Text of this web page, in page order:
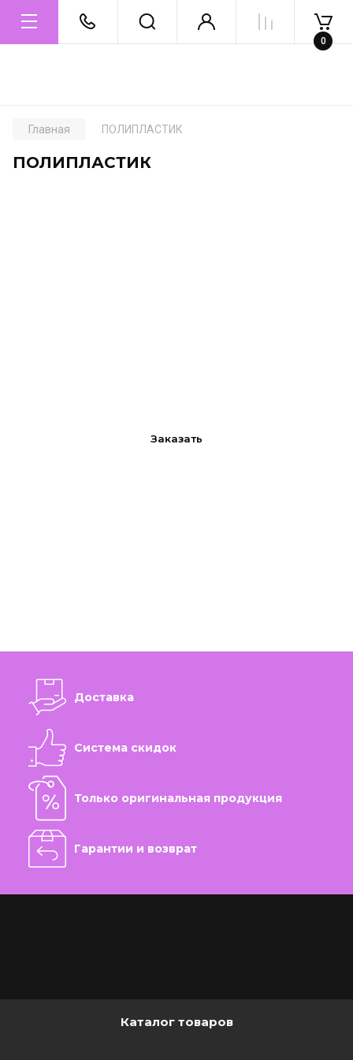
0
Заказать
Главная ПОЛИПЛАСТИК
ПОЛИПЛАСТИК
Доставка
Система скидок
Только оригинальная продукция
Гарантии и возврат
Каталог товаров